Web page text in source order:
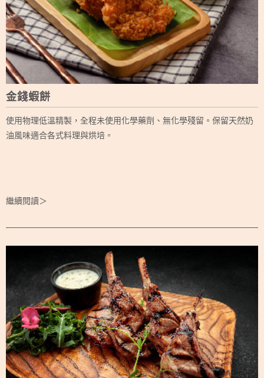
金錢蝦餅
使用物理低溫精製，全程未使用化學藥劑、無化學殘留。保留天然奶
油風味適合各式料理與烘培。
繼續閱讀＞